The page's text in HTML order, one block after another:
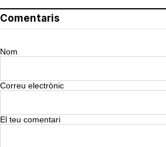
Comentaris
Nom
Correu electrònic
El teu comentari